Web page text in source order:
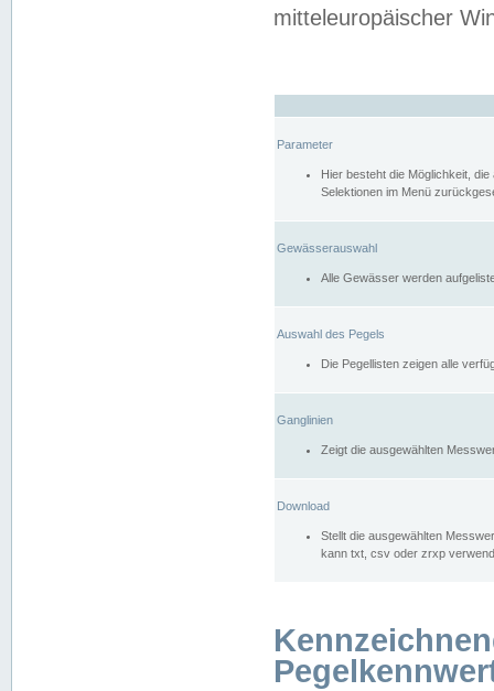
mitteleuropäischer
Parameter
Hier besteht die Möglichkeit,
Selektionen im Menü
Gewässerauswahl
Alle Gewässer werden
Auswahl des Pegels
Die Pegellisten zeigen alle
Ganglinien
Zeigt die ausgewählten
Download
Stellt die ausgewählten
kann txt, csv oder zrxp